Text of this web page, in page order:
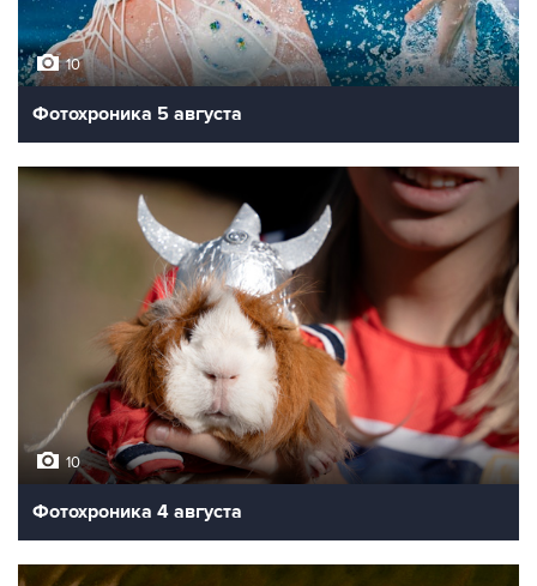
10
Фотохроника 5 августа
10
Фотохроника 4 августа